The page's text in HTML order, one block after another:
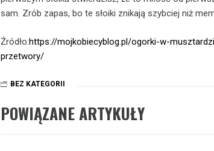
sam. Zrób zapas, bo te słoiki znikają szybciej niż
Źródło:https://mojkobiecyblog.pl/ogorki-w-
przetwory/
BEZ KATEGORII
POWIĄZANE ARTYKUŁY